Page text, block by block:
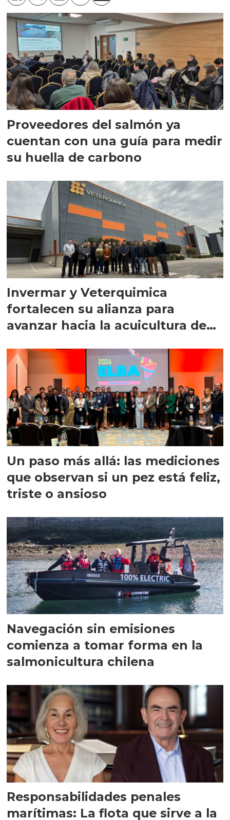
Proveedores del salmón ya
cuentan con una guía para medir
su huella de carbono
Invermar y Veterquimica
fortalecen su alianza para
avanzar hacia la acuicultura de
Un paso más allá: las mediciones
que observan si un pez está feliz,
triste o ansioso
Navegación sin emisiones
comienza a tomar forma en la
salmonicultura chilena
Responsabilidades penales
marítimas: La flota que sirve a la